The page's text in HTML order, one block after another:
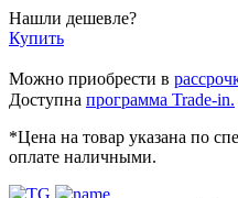
Нашли дешевле?
Купить
Можно приобрести в
Доступна программа Trade-in.
*Цена на товар указана по
оплате наличными.